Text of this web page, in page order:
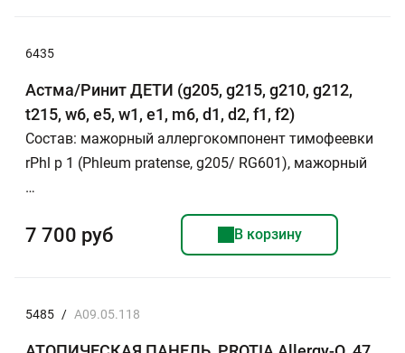
6435
Астма/Ринит ДЕТИ (g205, g215, g210, g212,
t215, w6, e5, w1, e1, m6, d1, d2, f1, f2)
Состав: мажорный аллергокомпонент тимофеевки
rPhl p 1 (Phleum pratense, g205/ RG601), мажорный
…
7 700 руб В корзину
5485 / A09.05.118